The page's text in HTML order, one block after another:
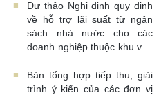
tín dụng, chi nhánh ngân
hàng nước ngoài đối với
khách hàng
19/09/2025 |
15:00:00
Dự thảo Nghị định quy định
về hỗ trợ lãi suất từ ngân
sách nhà nước cho các
doanh nghiệp thuộc khu vực
doanh, cá nhân kinh doanh
vay vốn tại các ngân hàng
Bản tổng hợp tiếp thu, giải
trình ý kiến của các đơn vị